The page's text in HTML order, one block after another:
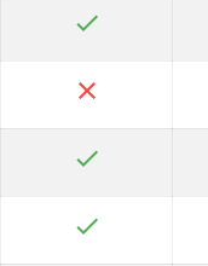
check
close
check
check